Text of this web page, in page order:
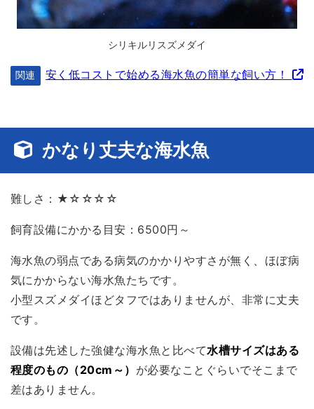
シリキルリスズメダイ
関連 安く低コストで始める海水魚の簡単な飼い方！
かなり丈夫な海水魚
難しさ：★☆☆☆☆
飼育設備にかかる目安：6500円～
海水魚の弱点である病気のかかりやすさが無く、ほぼ病
気にかからない海水魚たちです。
小型スズメダイほどタフではありませんが、非常に丈夫
です。
設備は先述した強健な海水魚と比べて水槽サイズはある
程度のもの（20cm～） が必要なことぐらいでそこまで
差はありません。